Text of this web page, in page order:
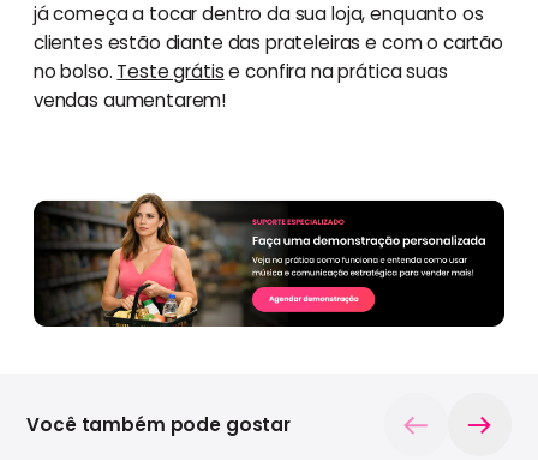
já começa a tocar dentro da sua loja, enquanto os
clientes estão diante das prateleiras e com o cartão
no bolso. Teste grátise confira na prática suas
vendas aumentarem!
Você também pode gostar